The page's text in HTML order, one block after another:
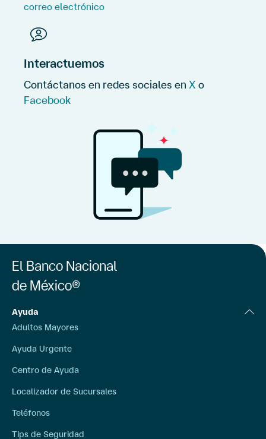
correo electrónico
Interactuemos
Contáctanos en redes sociales en X o
Facebook
El Banco Nacional
de México®
Ayuda
Adultos Mayores
Ayuda Urgente
Centro de Ayuda
Localizador de Sucursales
Teléfonos
Tips de Seguridad